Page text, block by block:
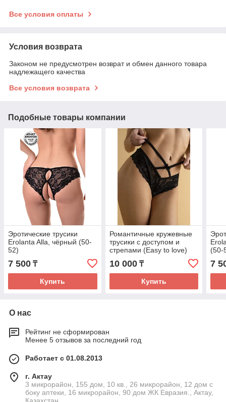
Все условия оплаты
Условия возврата
Законом не предусмотрен возврат и обмен данного товара
надлежащего качества
Все условия возврата
Подобные товары компании
Эротические трусики
Erolanta Alla, чёрный (50-
52)
7 500 ₸
Купить
Романтичные кружевные
трусики с доступом и
стрепами (Easy to love)
06690 2XL/3XXL (50-52)
10 000₸
Купить
(50-
7
О нас
Рейтинг не сформирован
Менее 5 отзывов за последний год
Работает с 01.08.2013
г. Актау
3 микрорайон, 155 дом, 10 кв., 26 микрорайон, 12 дом с
боку аптеки, 16 микрорайон, 90 дом ЖК Евразия., Актау,